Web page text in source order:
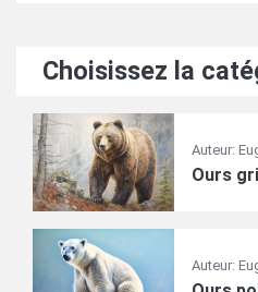
Choisissez la
Auteur:
Ours
Auteur: